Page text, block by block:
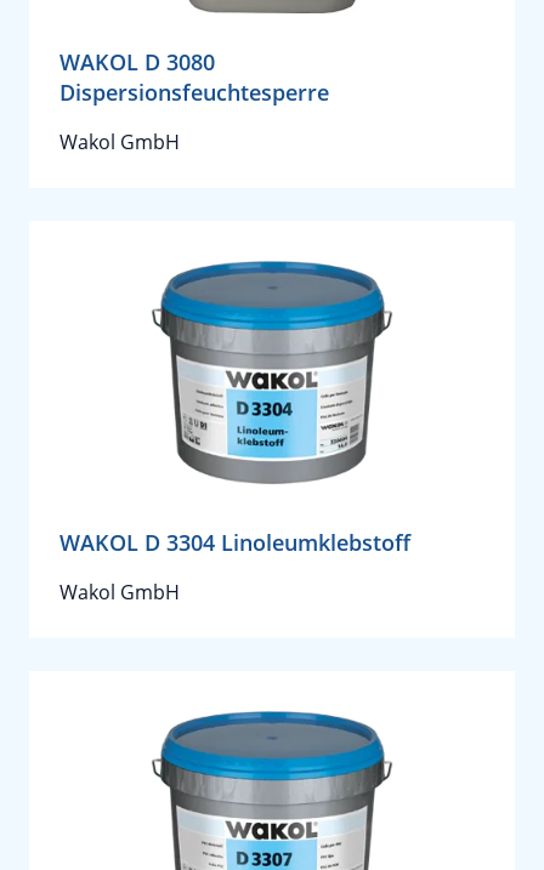
WAKOL D 3080
Dispersionsfeuchtesperre
Wakol GmbH
WAKOL D 3304 Linoleumklebstoff
Wakol GmbH